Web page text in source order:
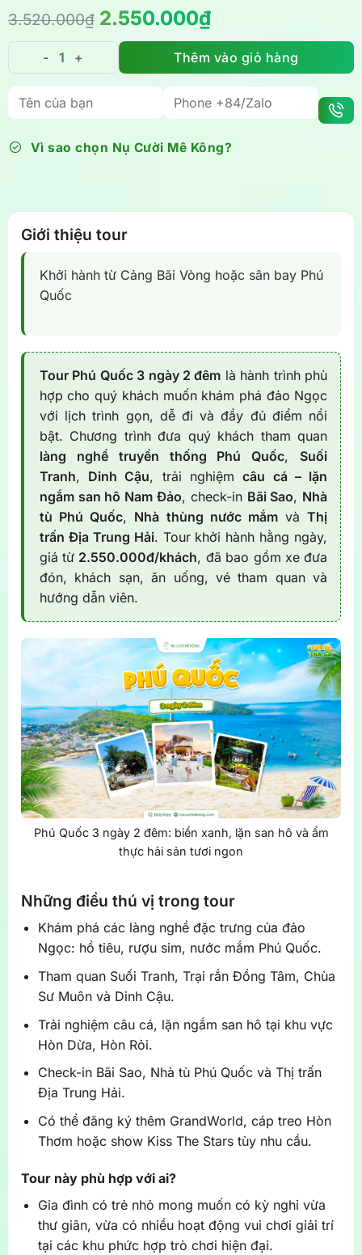
3.520.000₫
Giá
gốc
3.520.000₫.
2.550.000₫
Giá
hiện
là:
2.550.000₫.
Tour Phú Quốc 3 ngày 2 đêm - Check-in đảo ngọc
Thêm vào giỏ hàng
Vì sao chọn Nụ Cười Mê Kông?
Giới thiệu tour
Khởi hành từ Cảng Bãi Vòng hoặc sân bay Phú
Quốc
Tour Phú Quốc 3 ngày 2 đêm là hành trình phù
hợp cho quý khách muốn khám phá đảo Ngọc
với lịch trình gọn, dễ đi và đầy đủ điểm nổi
bật. Chương trình đưa quý khách tham quan
làng nghề truyền thống Phú Quốc, Suối
Tranh, Dinh Cậu, trải nghiệmcâu cá – lặn
ngắm san hô Nam Đảo, check-in Bãi Sao, Nhà
tù Phú Quốc, Nhà thùng nước mắmvàThị
trấn Địa Trung Hải. Tour khởi hành hằng ngày,
giá từ 2.550.000đ/khách, đã bao gồm xe đưa
đón, khách sạn, ăn uống, vé tham quan và
hướng dẫn viên.
Phú Quốc 3 ngày 2 đêm: biển xanh, lặn san hô và ẩm
thực hải sản tươi ngon
Những điều thú vị trong tour
Khám phá các làng nghề đặc trưng của đảo
Ngọc: hồ tiêu, rượu sim, nước mắm Phú Quốc.
Tham quan Suối Tranh, Trại rắn Đồng Tâm, Chùa
Sư Muôn và Dinh Cậu.
Trải nghiệm câu cá, lặn ngắm san hô tại khu vực
Hòn Dừa, Hòn Rỏi.
Check-in Bãi Sao, Nhà tù Phú Quốc và Thị trấn
Địa Trung Hải.
Có thể đăng ký thêm GrandWorld, cáp treo Hòn
Thơm hoặc show Kiss The Stars tùy nhu cầu.
Tour này phù hợp với ai?
Gia đình có trẻ nhỏ mong muốn có kỳ nghỉ vừa
thư giãn, vừa có nhiều hoạt động vui chơi giải trí
tại các khu phức hợp trò chơi hiện đại.